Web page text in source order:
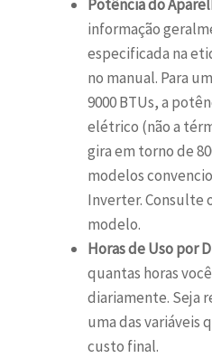
Potência do
informação
especificada na
no manual. Para
9000 BTUs, a
elétrico (não a
gira em torno de
modelos
Inverter. Consulte
modelo.
Horas de Uso por
quantas horas
diariamente. Seja
uma das variáveis
custo final.